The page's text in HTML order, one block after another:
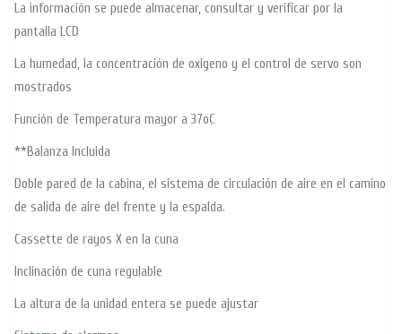
La información se puede almacenar, consultar y verificar por la
pantalla LCD
La humedad, la concentración de oxigeno y el control de servo son
mostrados
Función de Temperatura mayor a 37oC
**Balanza Incluida
Doble pared de la cabina, el sistema de circulación de aire en el camino
de salida de aire del frente y la espalda.
Cassette de rayos X en la cuna
Inclinación de cuna regulable
La altura de la unidad entera se puede ajustar